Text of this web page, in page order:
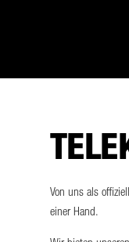
Von uns als
einer Hand.